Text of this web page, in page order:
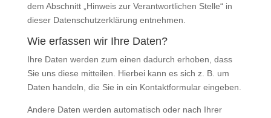
dem Abschnitt „Hinweis zur Verantwortlichen Stelle“ in
dieser Datenschutzerklärung entnehmen.
Wie erfassen wir Ihre Daten?
Ihre Daten werden zum einen dadurch erhoben, dass
Sie uns diese mitteilen. Hierbei kann es sich z. B. um
Daten handeln, die Sie in ein Kontaktformular eingeben.
Andere Daten werden automatisch oder nach Ihrer